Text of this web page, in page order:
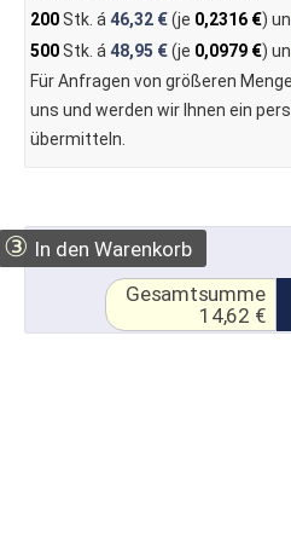
200Stk. á46,32 €(je 0,2316 €)
500Stk. á 48,95 €(je 0,0979 €)
Für Anfragen von größeren
uns und werden wir Ihnen ein
übermitteln.
③ In den Warenkorb
Gesamtsumme
14,62 €